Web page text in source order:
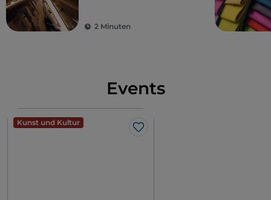
zwischen den Caruggi
2 Minuten
Events
Kunst und Kultur
Like